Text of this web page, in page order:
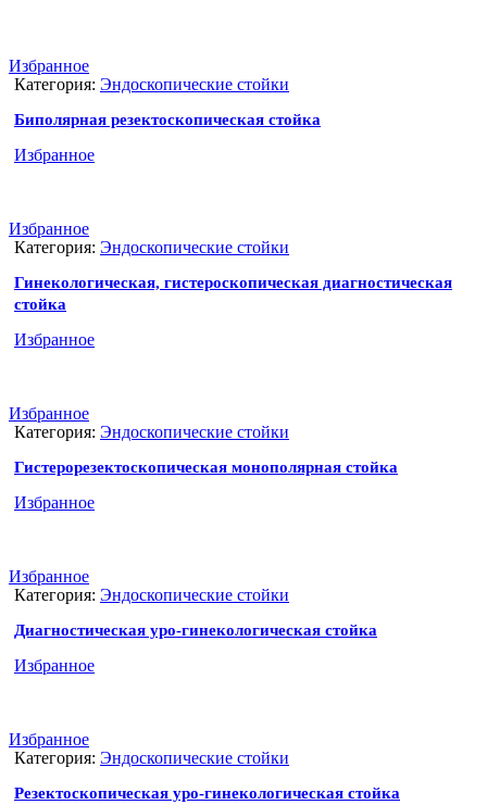
Избранное
Категория: Эндоскопические стойки
Биполярная резектоскопическая стойка
Избранное
Избранное
Категория: Эндоскопические стойки
Гинекологическая, гистероскопическая диагностическая
стойка
Избранное
Избранное
Категория: Эндоскопические стойки
Гистерорезектоскопическая монополярная стойка
Избранное
Избранное
Категория: Эндоскопические стойки
Диагностическая уро-гинекологическая стойка
Избранное
Избранное
Категория: Эндоскопические стойки
Резектоскопическая уро-гинекологическая стойка